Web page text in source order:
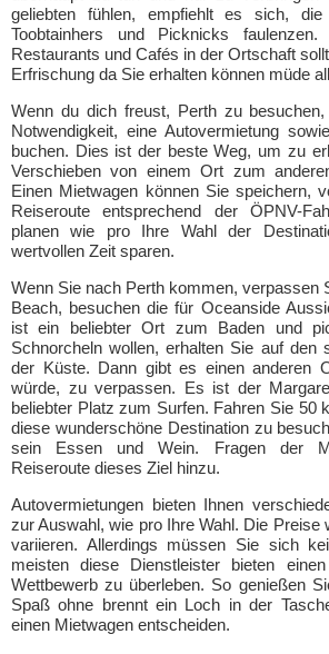
geliebten fühlen, empfiehlt es sich,
Toobtainhers und Picknicks
Restaurants und Cafés in der Ortschaft
Erfrischung da Sie erhalten können müde
Wenn du dich freust, Perth zu
Notwendigkeit, eine Autovermietung
buchen. Dies ist der beste Weg, um zu
Verschieben von einem Ort zum
Einen Mietwagen können Sie speichern,
Reiseroute entsprechend der ÖPNV-
planen wie pro Ihre Wahl der
wertvollen Zeit sparen.
Wenn Sie nach Perth kommen, verpassen
Beach, besuchen die für Oceanside
ist ein beliebter Ort zum Baden und
Schnorcheln wollen, erhalten Sie auf den
der Küste. Dann gibt es einen anderen
würde, zu verpassen. Es ist der
beliebter Platz zum Surfen. Fahren Sie 50
diese wunderschöne Destination zu
sein Essen und Wein. Fragen der
Reiseroute dieses Ziel hinzu.
Autovermietungen bieten Ihnen
zur Auswahl, wie pro Ihre Wahl. Die Preise
variieren. Allerdings müssen Sie sich
meisten diese Dienstleister bieten
Wettbewerb zu überleben. So genießen
Spaß ohne brennt ein Loch in der
einen Mietwagen entscheiden.